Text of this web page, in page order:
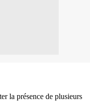
la présence de plusieurs